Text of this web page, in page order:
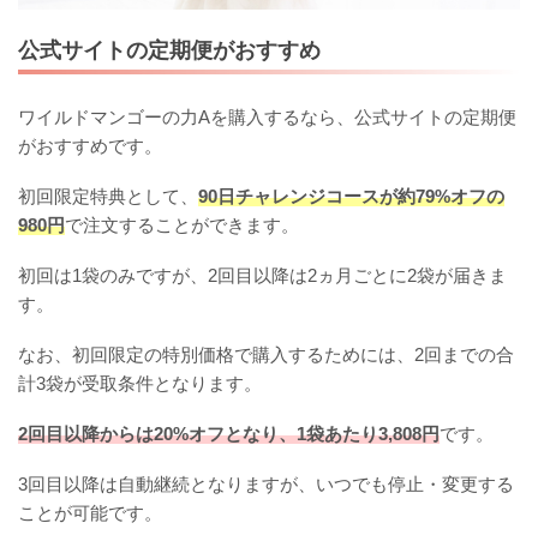
公式サイトの定期便がおすすめ
ワイルドマンゴーの力Aを購入するなら、公式サイトの定期便
がおすすめです。
初回限定特典として、 90日チャレンジコースが約79%オフの
980円で注文することができます。
初回は1袋のみですが、2回目以降は2ヵ月ごとに2袋が届きま
す。
なお、初回限定の特別価格で購入するためには、2回までの合
計3袋が受取条件となります。
2回目以降からは20%オフとなり、1袋あたり3,808円です。
3回目以降は自動継続となりますが、いつでも停止・変更する
ことが可能です。